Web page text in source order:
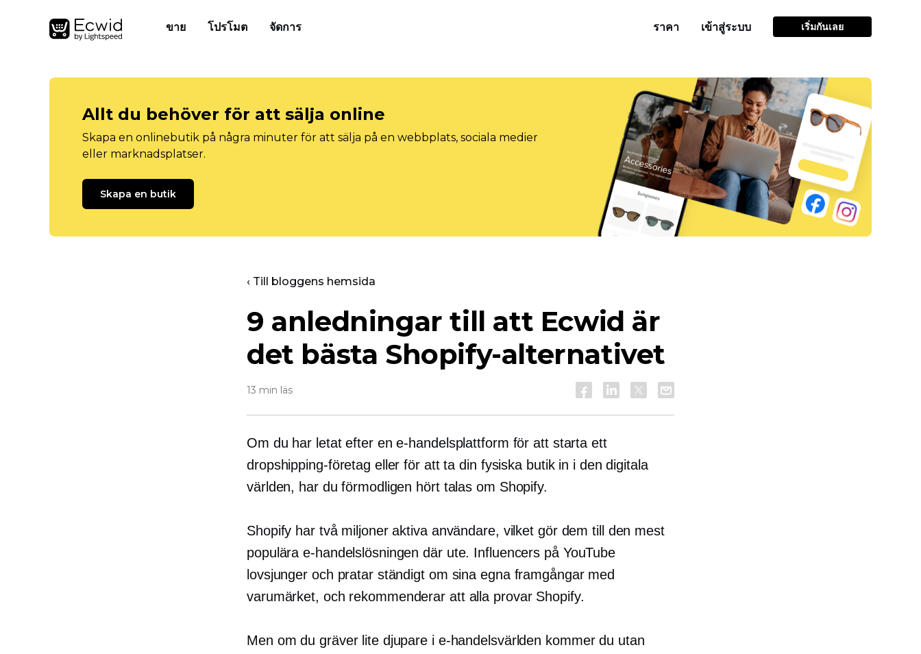
ขาย โปรโมต จัดการ ราคา เข้าสู่ระบบ เริ่มกันเลย
Allt du behöver för att sälja online
Skapa en onlinebutik på några minuter för att sälja på en webbplats, sociala medier
eller marknadsplatser.
Skapa en butik
‹ Till bloggens hemsida
9 anledningar till att Ecwid är
det bästa Shopify-alternativet
13 min läs
Om du har letat efter en e-handelsplattform för att starta ett
dropshipping-företag eller för att ta din fysiska butik in i den digitala
världen, har du förmodligen hört talas om Shopify.
Shopify har två miljoner aktiva användare, vilket gör dem till den mest
populära e-handelslösningen där ute. Influencers på YouTube
lovsjunger och pratar ständigt om sina egna framgångar med
varumärket, och rekommenderar att alla provar Shopify.
Men om du gräver lite djupare i e-handelsvärlden kommer du utan